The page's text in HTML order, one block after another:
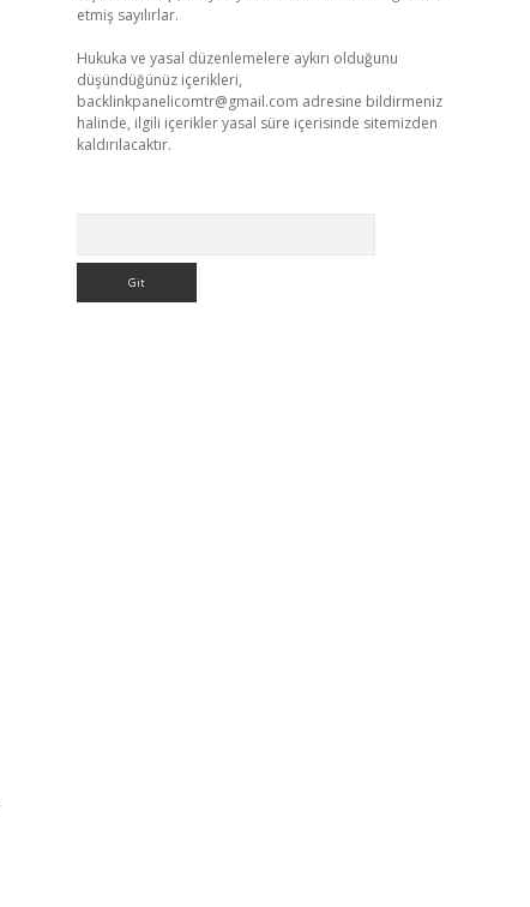
etmiş sayılırlar.
Hukuka ve yasal düzenlemelere aykırı olduğunu
düşündüğünüz içerikleri,
backlinkpanelicomtr@gmail.com adresine bildirmeniz
halinde, ilgili içerikler yasal süre içerisinde sitemizden
kaldırılacaktır.